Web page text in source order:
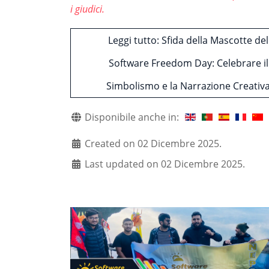
i giudici.
Leggi tutto: Sfida della Mascotte del
Software Freedom Day: Celebrare il
Simbolismo e la Narrazione
Disponibile anche in:
Created on 02 Dicembre 2025.
Last updated on 02 Dicembre 2025.